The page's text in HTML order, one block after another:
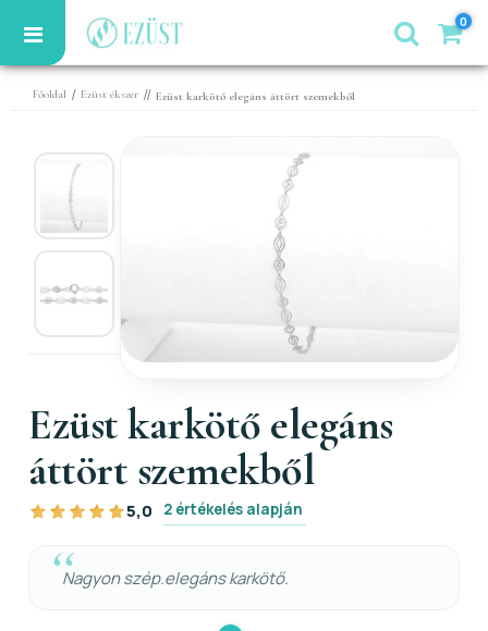
0
Főoldal / Ezüst ékszer // Ezüst karkötő elegáns áttört szemekből
Ezüst karkötő elegáns
áttört szemekből
5,0 2 értékelés alapján
Nagyon szép.elegáns karkötő.